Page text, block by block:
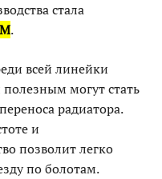
стала
.
всей линейки
могут стать
радиатора.
и
позволит легко
по болотам.